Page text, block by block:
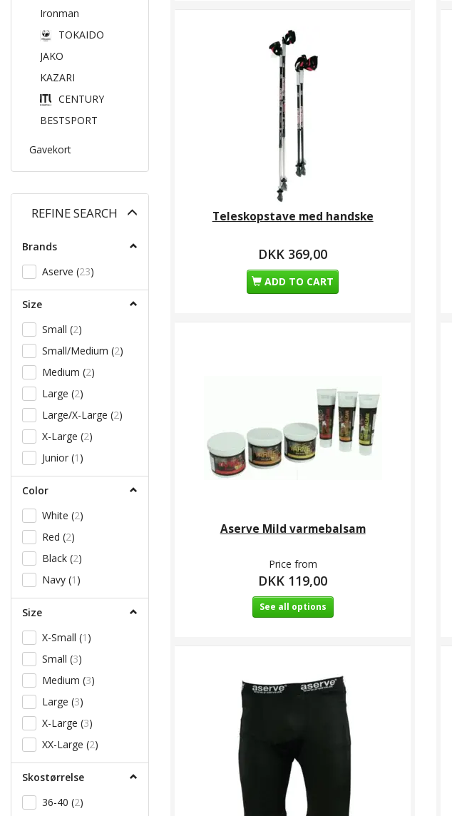
Ironman
TOKAIDO
JAKO
KAZARI
CENTURY
BESTSPORT
Gavekort
REFINE SEARCH
Brands
Aserve (23)
Size
Small (2)
Small/Medium (2)
Medium (2)
Large (2)
Large/X-Large (2)
X-Large (2)
Junior (1 )
Color
White (2)
Red (2)
Black (2)
Navy (1 )
Size
X-Small (1 )
Small (3)
Medium (3)
Large (3)
X-Large (3)
XX-Large (2)
Skostørrelse
36-40 (2)
Teleskopstave med handske
DKK 369,00
ADD TO CART
Aserve Mild varmebalsam
Price from
DKK 119,00
See all options